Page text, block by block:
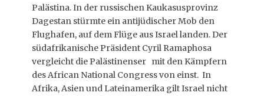
Palästina. In der russischen Kaukasusprovinz
Dagestan stürmte ein antijüdischer Mob den
Flughafen, auf dem Flüge aus Israel landen. Der
südafrikanische Präsident Cyril Ramaphosa
vergleicht die Palästinenser mit den Kämpfern
des African National Congress von einst. In
Afrika, Asien und Lateinamerika gilt Israel nicht